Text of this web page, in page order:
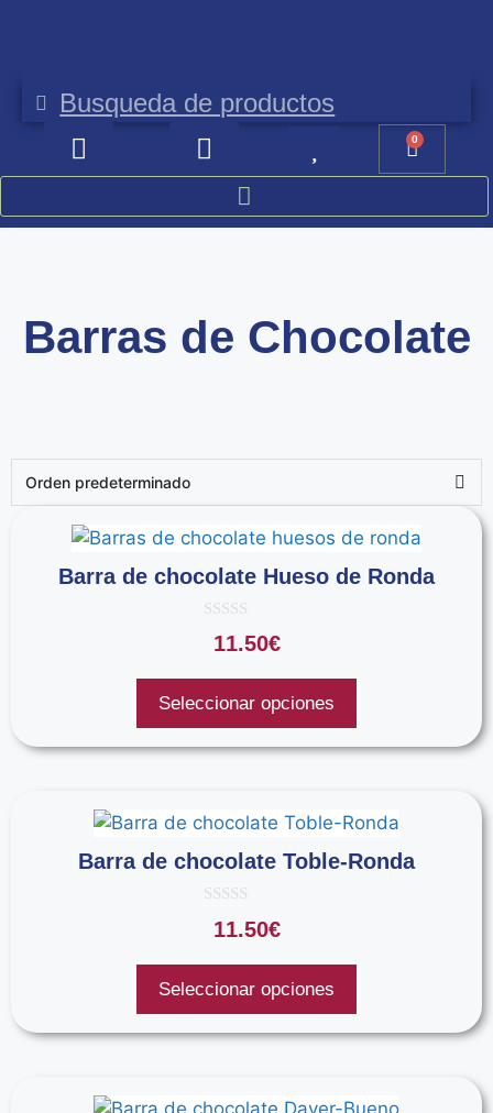
Envíos gratis a partir de 100 €
0
Barras de Chocolate
Barra de chocolate Hueso de Ronda
5
11.50€
Seleccionar opciones
Barra de chocolate Toble-Ronda
5
11.50€
Seleccionar opciones